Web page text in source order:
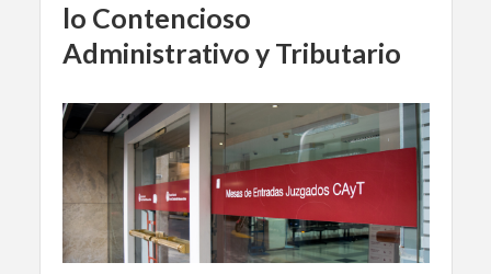
lo Contencioso
Administrativo y Tributario